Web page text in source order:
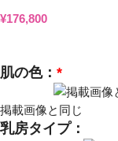
¥176,800
*
肌の色：
掲載画像と同じ
乳房タイプ：